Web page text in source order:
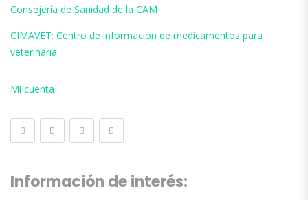
Consejería de Sanidad de la CAM
CIMAVET: Centro de información de medicamentos para
veterinaria
Mi cuenta
Información de interés: